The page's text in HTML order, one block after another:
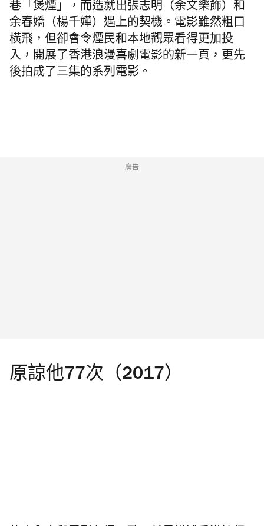
巷「煲煙」，而造就出張志明（余文樂飾）和
余春嬌（楊千嬅）遇上的契機。電影雖然粗口
橫飛，但卻會令煙民和本地觀眾看得更加投
入，開展了香港浪漫喜劇電影的新一頁，更先
後拍成了三集的系列電影。
廣告
原諒他77次（2017）